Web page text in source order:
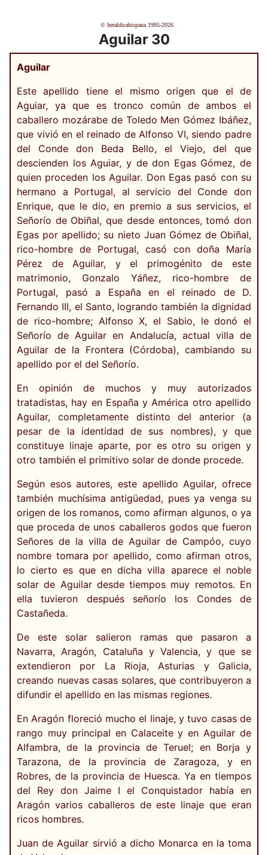
© heraldicahispana 1995-2026
Aguilar 30
Aguilar
Este apellido tiene el mismo origen que el de
Aguiar, ya que es tronco común de ambos el
caballero mozárabe de Toledo Men Gómez Ibáñez,
que vivió en el reinado de Alfonso VI, siendo padre
del Conde don Beda Bello, el Viejo, del que
descienden los Aguiar, y de don Egas Gómez, de
quien proceden los Aguilar. Don Egas pasó con su
hermano a Portugal, al servicio del Conde don
Enrique, que le dio, en premio a sus servicios, el
Señorío de Obiñal, que desde entonces, tomó don
Egas por apellido; su nieto Juan Gómez de Obiñal,
rico-hombre de Portugal, casó con doña María
Pérez de Aguilar, y el primogénito de este
matrimonio, Gonzalo Yáñez, rico-hombre de
Portugal, pasó a España en el reinado de D.
Fernando III, el Santo, logrando también la dignidad
de rico-hombre; Alfonso X, el Sabio, le donó el
Señorío de Aguilar en Andalucía, actual villa de
Aguilar de la Frontera (Córdoba), cambiando su
apellido por el del Señorío.
En opinión de muchos y muy autorizados
tratadistas, hay en España y América otro apellido
Aguilar, completamente distinto del anterior (a
pesar de la identidad de sus nombres), y que
constituye linaje aparte, por es otro su origen y
otro también el primitivo solar de donde procede.
Según esos autores, este apellido Aguilar, ofrece
también muchísima antigüedad, pues ya venga su
origen de los romanos, como afirman algunos, o ya
que proceda de unos caballeros godos que fueron
Señores de la villa de Aguilar de Campóo, cuyo
nombre tomara por apellido, como afirman otros,
lo cierto es que en dicha villa aparece el noble
solar de Aguilar desde tiempos muy remotos. En
ella tuvieron después señorío los Condes de
Castañeda.
De este solar salieron ramas que pasaron a
Navarra, Aragón, Cataluña y Valencia, y que se
extendieron por La Rioja, Asturias y Galicia,
creando nuevas casas solares, que contribuyeron a
difundir el apellido en las mismas regiones.
En Aragón floreció mucho el linaje, y tuvo casas de
rango muy principal en Calaceite y en Aguilar de
Alfambra, de la provincia de Teruel; en Borja y
Tarazona, de la provincia de Zaragoza, y en
Robres, de la provincia de Huesca. Ya en tiempos
del Rey don Jaime I el Conquistador había en
Aragón varios caballeros de este linaje que eran
ricos hombres.
Juan de Aguilar sirvió a dicho Monarca en la toma